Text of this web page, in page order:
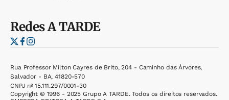
RedesA TARDE
Rua Professor Milton Cayres de Brito, 204 - Caminho das Árvores,
Salvador - BA, 41820-570
CNPJ nº 15.111.297/0001-30
Copyright © 1996 - 2025 Grupo A TARDE. Todos os direitos reservados.